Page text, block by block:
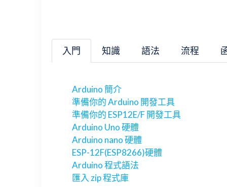
入門 知識 語法 流程
Arduino 簡介
準備你的 Arduino 開發工具
準備你的 ESP12E/F 開發工具
Arduino Uno 硬體
Arduino nano 硬體
ESP-12F(ESP8266)硬體
Arduino 程式語法
匯入 zip 程式庫